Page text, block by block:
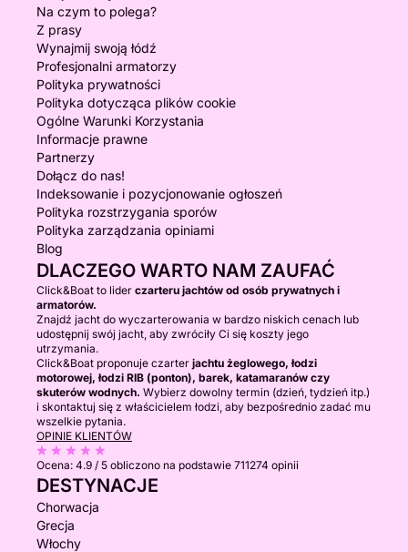
Na czym to polega?
Z prasy
Wynajmij swoją łódź
Profesjonalni armatorzy
Polityka prywatności
Polityka dotycząca plików cookie
Ogólne Warunki Korzystania
Informacje prawne
Partnerzy
Dołącz do nas!
Indeksowanie i pozycjonowanie ogłoszeń
Polityka rozstrzygania sporów
Polityka zarządzania opiniami
Blog
DLACZEGO WARTO NAM ZAUFAĆ
Click&Boat to lider czarteru jachtów od osób prywatnych i
armatorów.
Znajdź jacht do wyczarterowania w bardzo niskich cenach lub
udostępnij swój jacht, aby zwróciły Ci się koszty jego
utrzymania.
Click&Boat proponuje czarter jachtu żeglowego, łodzi
motorowej, łodzi RIB (ponton), barek, katamaranów czy
skuterów wodnych. Wybierz dowolny termin (dzień, tydzień itp.)
i skontaktuj się z właścicielem łodzi, aby bezpośrednio zadać mu
wszelkie pytania.
OPINIE KLIENTÓW
Ocena: 4.9 / 5 obliczono na podstawie 711274 opinii
DESTYNACJE
Chorwacja
Grecja
Włochy